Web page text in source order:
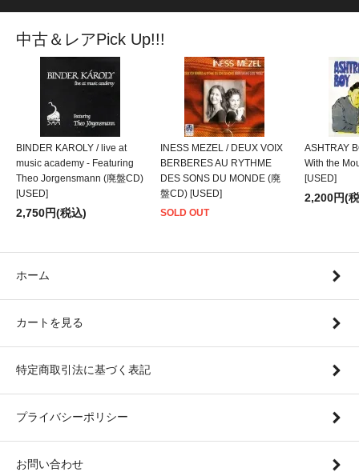
中古＆レアPick Up!!!
BINDER KAROLY / live at
music academy - Featuring
Theo Jorgensmann (廃盤CD)
[USED]
2,750円(税込)
INESS MEZEL / DEUX VOIX
BERBERES AU RYTHME
DES SONS DU MONDE (廃
盤CD) [USED]
SOLD OUT
ASHTRAY
With the
[USED]
2,200円(
ホーム
カートを見る
特定商取引法に基づく表記
プライバシーポリシー
お問い合わせ